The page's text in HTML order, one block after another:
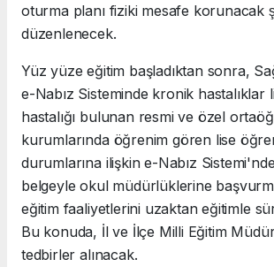
oturma planı fiziki mesafe korunacak
düzenlenecek.
Yüz yüze eğitim başladıktan sonra,
e-Nabız Sisteminde kronik hastalıklar
hastalığı bulunan resmi ve özel
kurumlarında öğrenim gören lise
durumlarına ilişkin e-Nabız
belgeyle okul müdürlüklerine
eğitim faaliyetlerini uzaktan eğitimle
Bu konuda, İl ve İlçe Milli Eğitim
tedbirler alınacak.